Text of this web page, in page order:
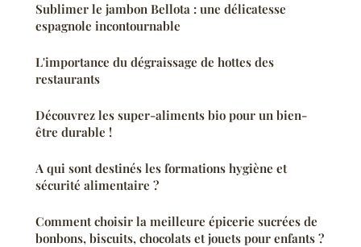
Sublimer le jambon Bellota : une délicatesse
espagnole incontournable
L'importance du dégraissage de hottes des
restaurants
Découvrez les super-aliments bio pour un bien-
être durable !
A qui sont destinés les formations hygiène et
sécurité alimentaire ?
Comment choisir la meilleure épicerie sucrées de
bonbons, biscuits, chocolats et jouets pour enfants ?